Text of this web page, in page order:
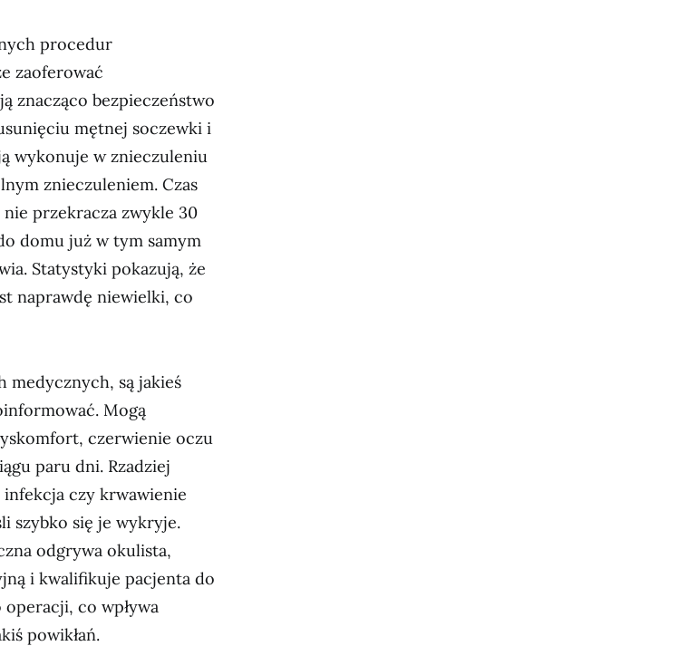
procedur
zaoferować
znacząco bezpieczeństwo
mętnej soczewki i
wykonuje w znieczuleniu
znieczuleniem. Czas
przekracza zwykle 30
domu już w tym samym
Statystyki pokazują, że
naprawdę niewielki, co
medycznych, są jakieś
Mogą
czerwienie oczu
paru dni. Rzadziej
infekcja czy krwawienie
szybko się je wykryje.
odgrywa okulista,
i kwalifikuje pacjenta do
co wpływa
powikłań.